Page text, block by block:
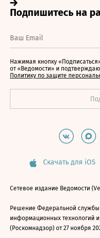
Нажимая кнопку
от «Ведомости» и
Политику по защите
Скачать для iOS
Сетевое издание Ведомости
Решение Федеральной
информационных технологий
(Роскомнадзор) от 27 ноября